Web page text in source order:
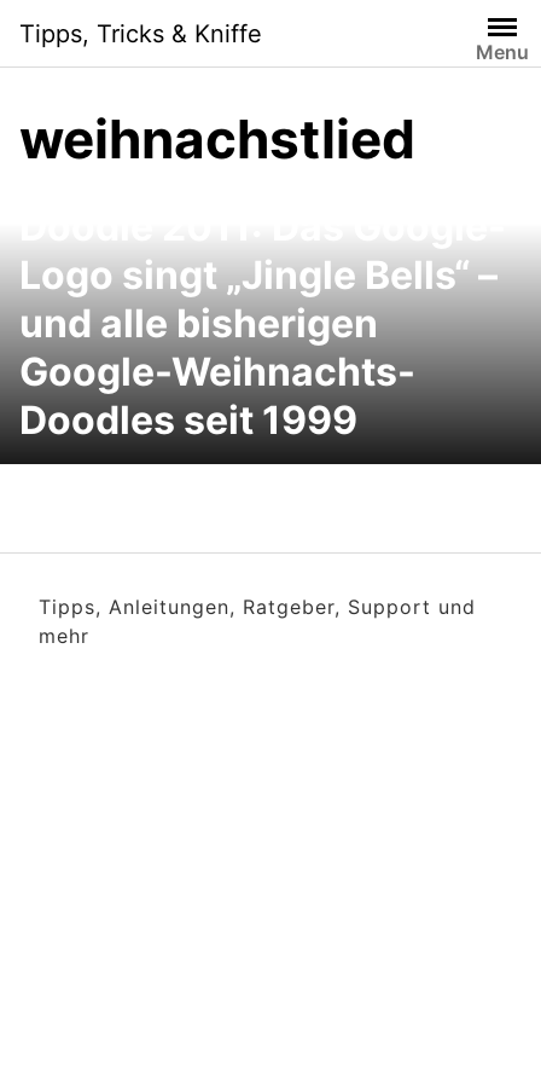
content
Tipps, Tricks & Kniffe
Menu
weihnachstlied
Logo singt „Jingle Bells“ –
und alle bisherigen
Google-Weihnachts-
Doodles seit 1999
Tipps, Anleitungen, Ratgeber, Support und
mehr